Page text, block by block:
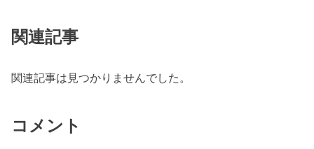
関連記事
関連記事は見つかりませんでした。
コメント